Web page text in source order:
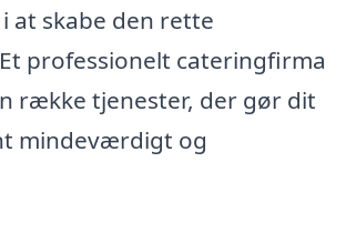
at skabe den rette
professionelt cateringfirma
række tjenester, der gør dit
mindeværdigt og